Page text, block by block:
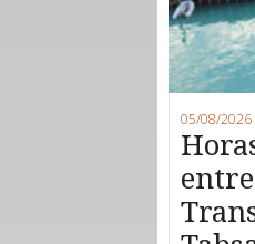
05/08/2026